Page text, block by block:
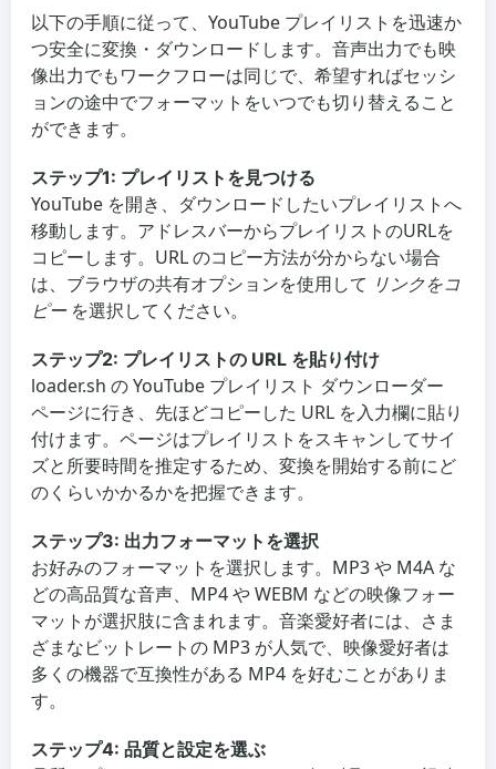
以下の手順に従って、YouTube プレイリストを迅速か
つ安全に変換・ダウンロードします。音声出力でも映
像出力でもワークフローは同じで、希望すればセッシ
ョンの途中でフォーマットをいつでも切り替えること
ができます。
ステップ1: プレイリストを見つける
YouTube を開き、ダウンロードしたいプレイリストへ
移動します。アドレスバーからプレイリストのURLを
コピーします。URL のコピー方法が分からない場合
は、ブラウザの共有オプションを使用して リンクをコ
ピーを選択してください。
ステップ2: プレイリストの URL を貼り付け
loader.sh の YouTube プレイリスト ダウンローダー
ページに行き、先ほどコピーした URL を入力欄に貼り
付けます。ページはプレイリストをスキャンしてサイ
ズと所要時間を推定するため、変換を開始する前にど
のくらいかかるかを把握できます。
ステップ3: 出力フォーマットを選択
お好みのフォーマットを選択します。MP3 や M4A な
どの高品質な音声、MP4 や WEBM などの映像フォー
マットが選択肢に含まれます。音楽愛好者には、さま
ざまなビットレートの MP3 が人気で、映像愛好者は
多くの機器で互換性がある MP4 を好むことがありま
す。
ステップ4: 品質と設定を選ぶ